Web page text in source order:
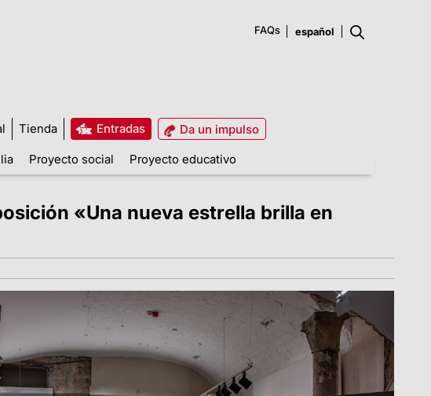
FAQs
Tienda Entradas
Da un impulso
Proyecto social Proyecto educativo
«Una nueva estrella brilla en